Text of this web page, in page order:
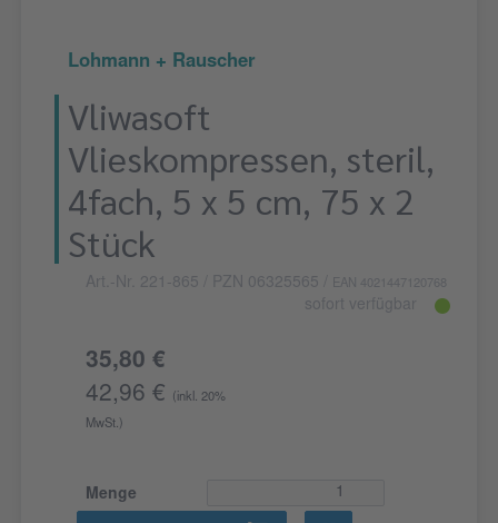
Lohmann + Rauscher
Vliwasoft
Vlieskompressen, steril,
4fach, 5 x 5 cm, 75 x 2
Stück
Art.-Nr. 221-865 / PZN 06325565 EAN 4021447120768
sofort verfügbar
35,80 €
42,96 €
(inkl. 20%
MwSt.)
Menge